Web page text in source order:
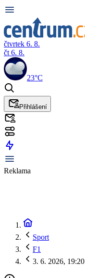
čtvrtek 6. 8.
čt 6. 8.
23°C
Přihlášení
Reklama
Sport
F1
3. 6. 2026, 19:20